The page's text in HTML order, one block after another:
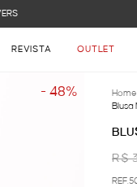
REVISTA OUTLET
- 48% Home
Blusa
R$